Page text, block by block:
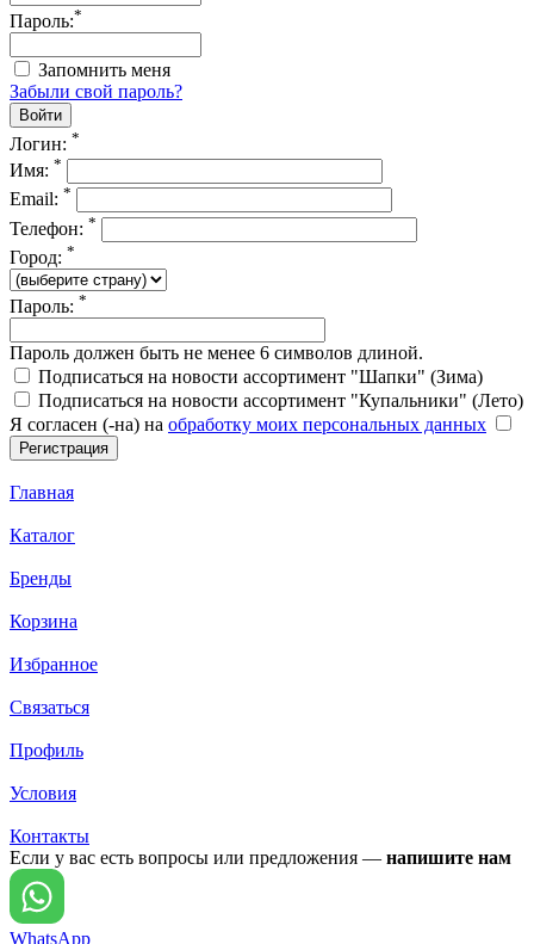
Пароль:*
Запомнить меня
Забыли свой пароль?
Логин: *
Имя: *
Email: *
Телефон: *
Город: *
Пароль: *
Пароль должен быть не менее 6 символов длиной.
Подписаться на новости ассортимент "Шапки" (Зима)
Подписаться на новости ассортимент "Купальники" (Лето)
Я согласен (-на) на обработку моих персональных данных
Главная
Каталог
Бренды
Корзина
Избранное
Связаться
Профиль
Условия
Контакты
Если у вас есть вопросы или предложения — напишите нам
WhatsApp